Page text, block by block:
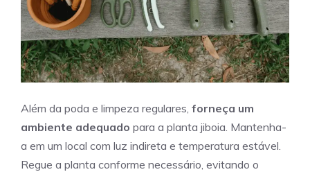
Além da poda e limpeza regulares, forneça um
ambiente adequado para a planta jiboia. Mantenha-
a em um local com luz indireta e temperatura estável.
Regue a planta conforme necessário, evitando o